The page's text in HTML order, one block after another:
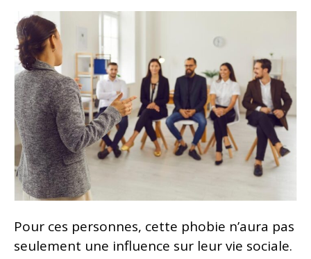
Pour ces personnes, cette phobie n’aura pas
seulement une influence sur leur vie sociale.